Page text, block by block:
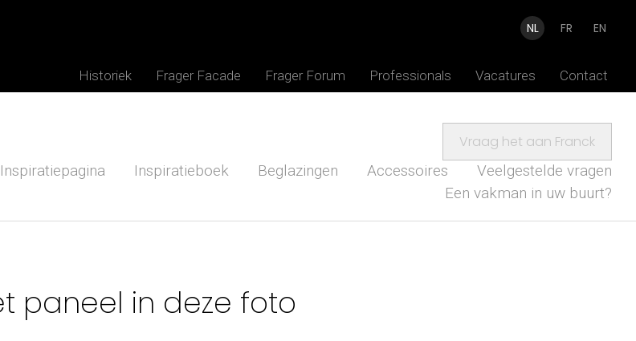
NL FR EN
Historiek Frager Facade Frager Forum Professionals Vacatures Contact
Vraag het aan Franck
Inspiratiepagina Inspiratieboek Beglazingen Accessoires
Veelgestelde vragen
Een vakman in uw buurt?
paneel in deze foto